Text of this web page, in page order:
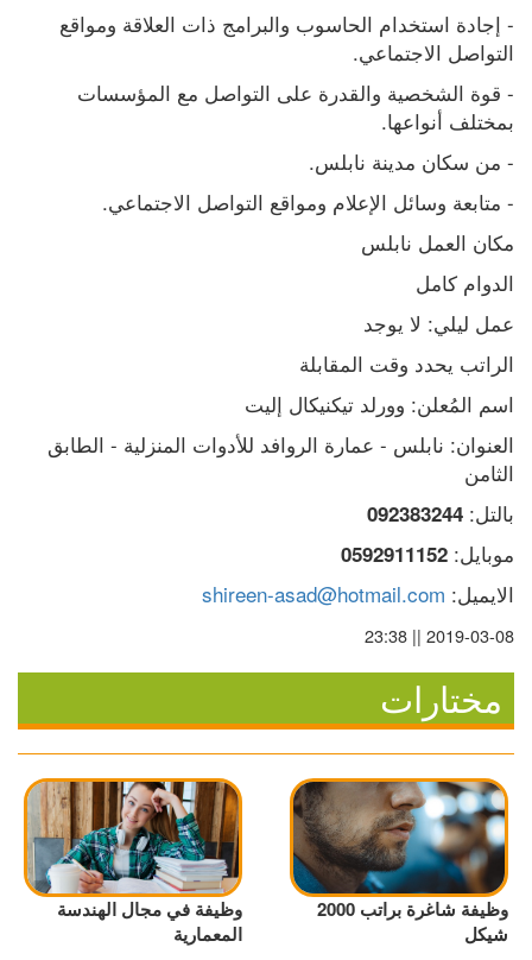
التواصل الاجتماعي.
بمختلف أنواعها.
- من سكان مدينة نابلس.
- متابعة وسائل الإعلام ومواقع التواصل الاجتماعي.
مكان العمل نابلس
الدوام كامل
عمل ليلي: لا يوجد
الراتب يحدد وقت المقابلة
اسم المُعلن: وورلد تيكنيكال إليت
الثامن
بالتل: 092383244
موبايل: 0592911152
الايميل: shireen-asad@hotmail.com
2019-03-08 || 23:38
مختارات
وظيفة شاغرة براتب 2000
شيكل
وظيفة في مجال الهندسة
المعمارية